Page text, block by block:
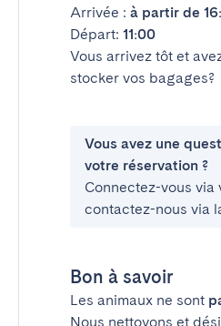
Arrivée : à partir de
Départ: 11:00
Vous arrivez tôt et
stocker vos bagages?
Vous avez une
votre réservation ?
Connectez-vous via
contactez-nous via
Bon à savoir
Les animaux ne sont
Nous nettoyons et